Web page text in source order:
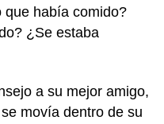
que había comido?
¿Se estaba
a su mejor amigo,
movía dentro de su